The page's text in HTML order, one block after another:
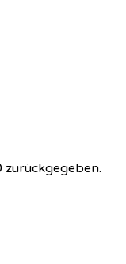
zurückgegeben.